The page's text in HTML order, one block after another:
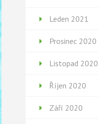
Leden 2021
Prosinec 2020
Listopad 2020
Říjen 2020
Září 2020